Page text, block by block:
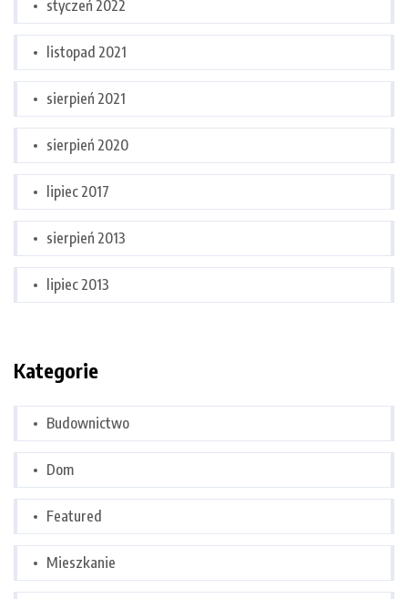
styczeń 2022
listopad 2021
sierpień 2021
sierpień 2020
lipiec 2017
sierpień 2013
lipiec 2013
Kategorie
Budownictwo
Dom
Featured
Mieszkanie